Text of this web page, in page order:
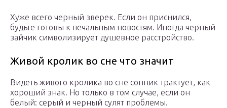
Хуже всего черный зверек. Если он приснился,
будьте готовы к печальным новостям. Иногда черный
зайчик символизирует душевное расстройство.
Живой кролик во сне что значит
Видеть живого кролика во сне сонник трактует, как
хороший знак. Но только в том случае, если он
белый: серый и черный сулят проблемы.